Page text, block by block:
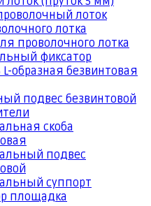
лоток
лотка
проволочного лотка
фиксатор
образная безвинтовая
подвес безвинтовой
скоба
подвес
суппорт
площадка